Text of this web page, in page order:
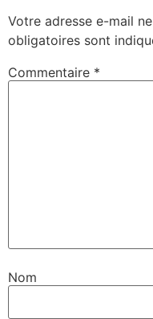
Votre adresse e-mail
obligatoires sont
Commentaire *
Nom